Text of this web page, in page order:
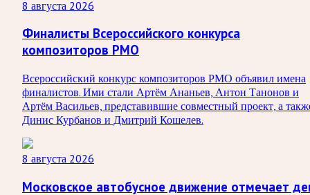
8 августа 2026
Финалисты Всероссийского конкурса
композиторов РМО
Всероссийский конкурс композиторов РМО объявил имена
финалистов. Ими стали Артём Ананьев, Антон Танонов и
Артём Васильев, представившие совместный проект, а
Динис Курбанов и Дмитрий Кошелев.
8 августа 2026
Московское автобусное движение отмечает